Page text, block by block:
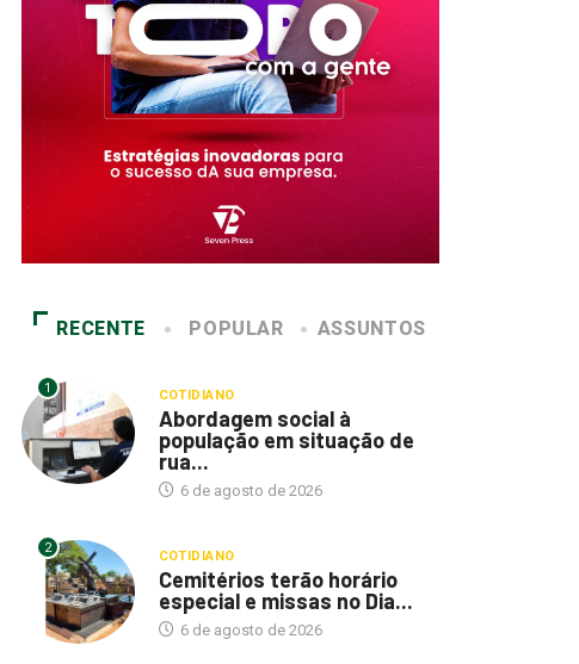
RECENTE POPULAR ASSUNTOS
1 COTIDIANO
Abordagem social à
população em situação de
rua...
6 de agosto de 2026
2 COTIDIANO
Cemitérios terão horário
especial e missas no Dia...
6 de agosto de 2026